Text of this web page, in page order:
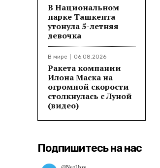
В Национальном
парке Ташкента
утонула 5-летняя
девочка
В мире 06.08.2026
Ракета компании
Илона Маска на
огромной скорости
столкнулась с Луной
(видео)
Подпишитесь на нас